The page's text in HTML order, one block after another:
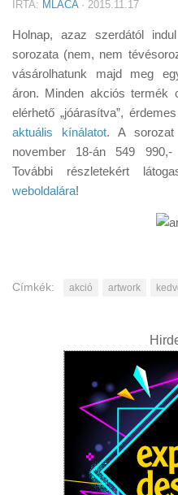
Tanácsok
Érdekességek
Helyszíni Riport
E-BB
ÍRTA: MLACA· 2015.11.17
Holnap, azaz szerdától
sorozata (nem, nem
vásárolhatunk majd meg
áron. Minden akciós termék
elérhető „jóárasítva”,
aktuális kínálatot. A
november 18-án 549 990,-
További részletekért
weboldalára!
Címkék: akció artwork